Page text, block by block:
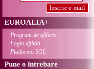
EUROALIA+
Program de afiliere
Login afiliați
Platforma SOL
Pune o întrebare